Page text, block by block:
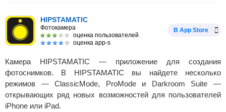
HIPSTAMATIC
Фотокамера
оценка пользователей
оценка app-s
В App Store
Камера HIPSTAMATIC — приложение для создания
фотоснимков. В HIPSTAMATIC вы найдете несколько
режимов — ClassicMode, ProMode и Darkroom Suite —
открывающих ряд новых возможностей для пользователей
iPhone или iPad.